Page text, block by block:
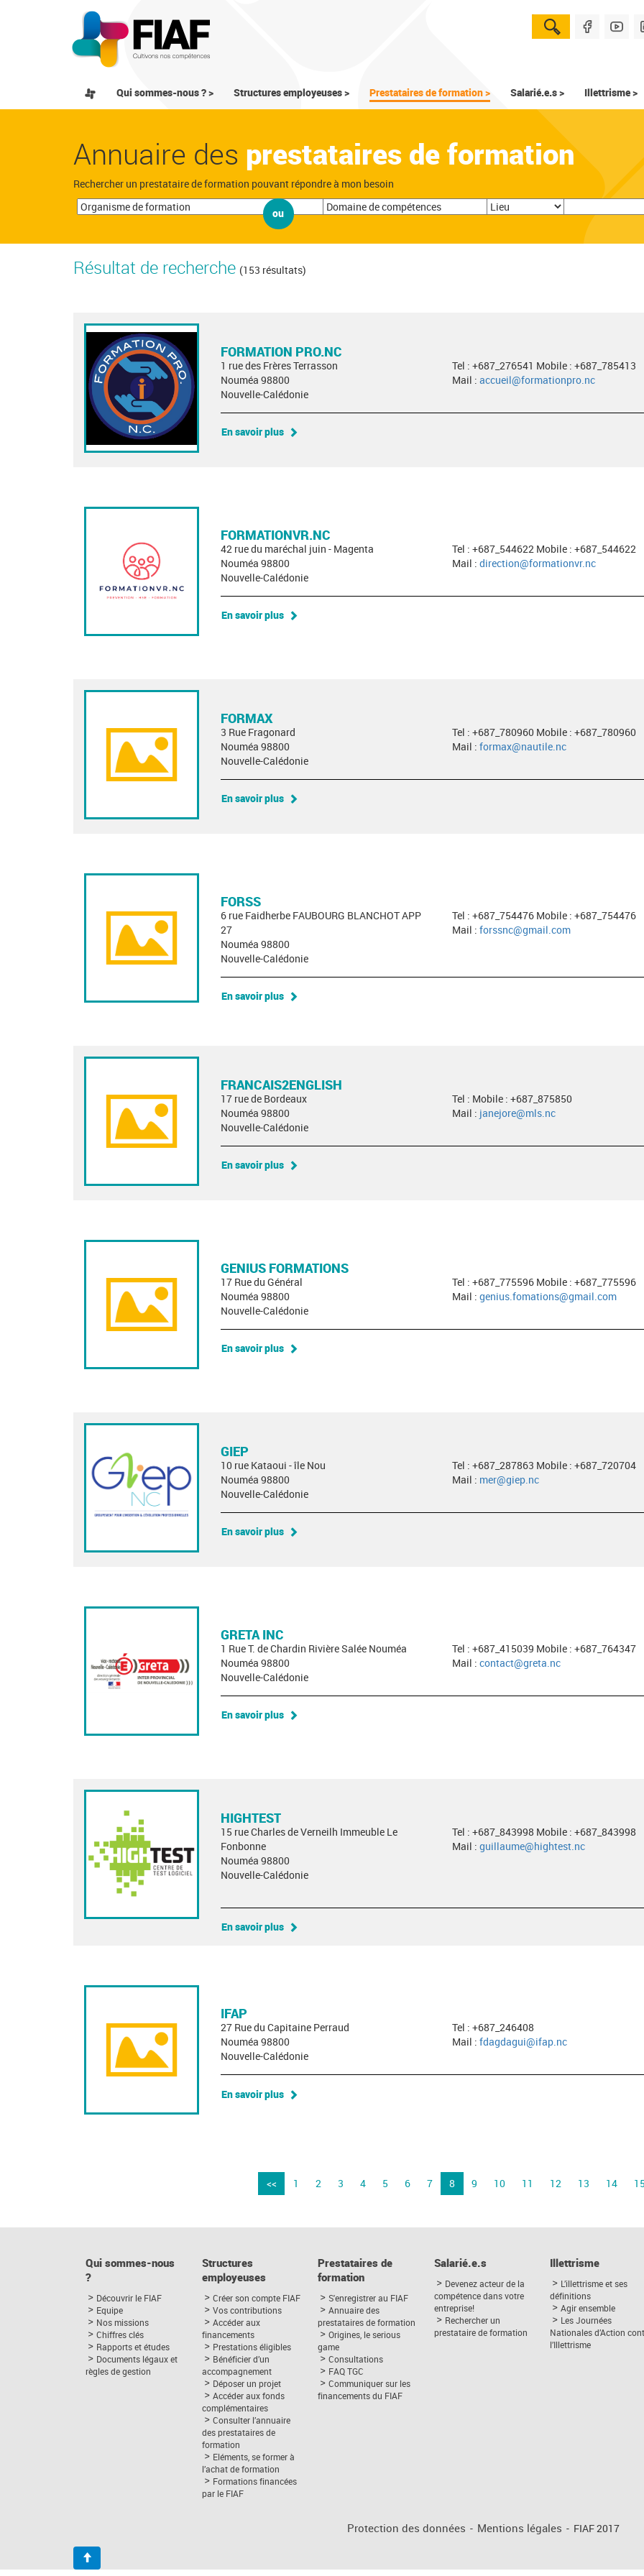
Qui sommes-nous ? > Structures employeuses > Prestataires de formation > Salarié.e.s > Illettrisme >
Annuaire des prestataires de formation
Rechercher un prestataire de formation pouvant répondre à mon besoin
ou
Résultat de recherche (153 résultats)
FORMATION PRO.NC
1 rue des Frères Terrasson
Nouméa 98800
Nouvelle-Calédonie
Tel : +687_276541 Mobile : +687_785413
Mail : accueil@formationpro.nc
En savoir plus
FORMATIONVR.NC
42 rue du maréchal juin - Magenta
Nouméa 98800
Nouvelle-Calédonie
Tel : +687_544622 Mobile : +687_544622
Mail : direction@formationvr.nc
En savoir plus
FORMAX
3 Rue Fragonard
Nouméa 98800
Nouvelle-Calédonie
Tel : +687_780960 Mobile : +687_780960
Mail : formax@nautile.nc
En savoir plus
FORSS
6 rue Faidherbe FAUBOURG BLANCHOT APP
27
Nouméa 98800
Nouvelle-Calédonie
Tel : +687_754476 Mobile : +687_754476
Mail : forssnc@gmail.com
En savoir plus
FRANCAIS2ENGLISH
17 rue de Bordeaux
Nouméa 98800
Nouvelle-Calédonie
Tel : Mobile : +687_875850
Mail : janejore@mls.nc
En savoir plus
GENIUS FORMATIONS
17 Rue du Général
Nouméa 98800
Nouvelle-Calédonie
Tel : +687_775596 Mobile : +687_775596
Mail : genius.fomations@gmail.com
En savoir plus
GIEP
10 rue Kataoui - île Nou
Nouméa 98800
Nouvelle-Calédonie
Tel : +687_287863 Mobile : +687_720704
Mail : mer@giep.nc
En savoir plus
GRETA INC
1 Rue T. de Chardin Rivière Salée Nouméa
Nouméa 98800
Nouvelle-Calédonie
Tel : +687_415039 Mobile : +687_764347
Mail : contact@greta.nc
En savoir plus
HIGHTEST
15 rue Charles de Verneilh Immeuble Le
Fonbonne
Nouméa 98800
Nouvelle-Calédonie
Tel : +687_843998 Mobile : +687_843998
Mail : guillaume@hightest.nc
En savoir plus
IFAP
27 Rue du Capitaine Perraud
Nouméa 98800
Nouvelle-Calédonie
Tel : +687_246408
Mail : fdagdagui@ifap.nc
En savoir plus
<< 1 2 3 4 5 6 7 8 9 10 11 12 13 14 15
Qui sommes-nous
?
Découvrir le FIAF
Equipe
Nos missions
Chiffres clés
Rapports et études
Documents légaux et
règles de gestion
Structures
employeuses
Créer son compte FIAF
Vos contributions
Accéder aux
financements
Prestations éligibles
Bénéficier d’un
accompagnement
Déposer un projet
Accéder aux fonds
complémentaires
Consulter l’annuaire
des prestataires de
formation
Eléments, se former à
l’achat de formation
Formations financées
par le FIAF
Prestataires de
formation
S'enregistrer au FIAF
Annuaire des
prestataires de formation
Origines, le serious
game
Consultations
FAQ TGC
Communiquer sur les
financements du FIAF
Salarié.e.s
Devenez acteur de la
compétence dans votre
entreprise!
Rechercher un
prestataire de formation
Illettrisme
L’illettrisme et ses
définitions
Agir ensemble
Les Journées
Nationales d’Action
l’Illettrisme
Protection des données - Mentions légales - FIAF 2017